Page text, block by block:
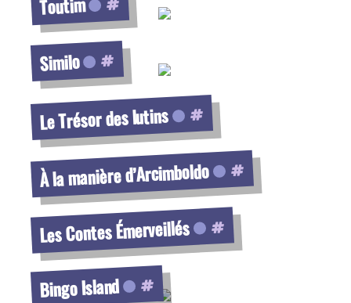
Similo
Le Trésor des lutins
À la manière d’Arcimboldo
Les Contes Émerveillés
Voir la fiche
Bingo Island
Voir la fiche
Voir la fiche
Voir la fiche